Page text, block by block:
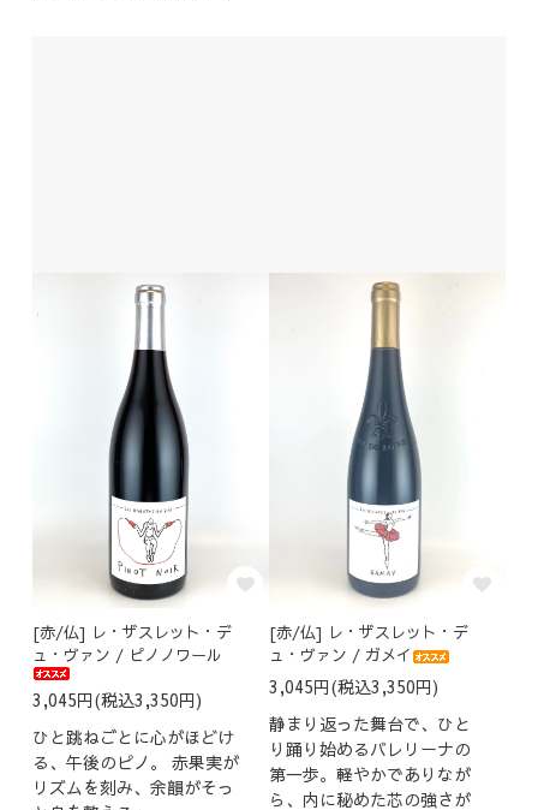
[赤/仏] レ・ザスレット・デ
ュ・ヴァン / ピノノワール
3,045円(税込3,350円)
ひと跳ねごとに心がほどけ
る、午後のピノ。 赤果実が
リズムを刻み、余韻がそっ
[赤/仏] レ・ザスレット・デ
ュ・ヴァン / ガメイ
3,045円(税込3,350円)
静まり返った舞台で、ひと
り踊り始めるバレリーナの
第一歩。軽やかでありなが
ら、内に秘めた芯の強さが